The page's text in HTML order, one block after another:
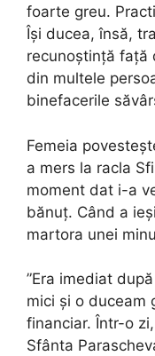
foarte greu.
Îşi ducea, însă,
recunoştinţă faţă
din multele
binefacerile
Femeia
a mers la racla
moment dat i-a
bănuț. Când a
martora unei
”Era imediat
mici şi o duceam
financiar. Într-o
Sfânta